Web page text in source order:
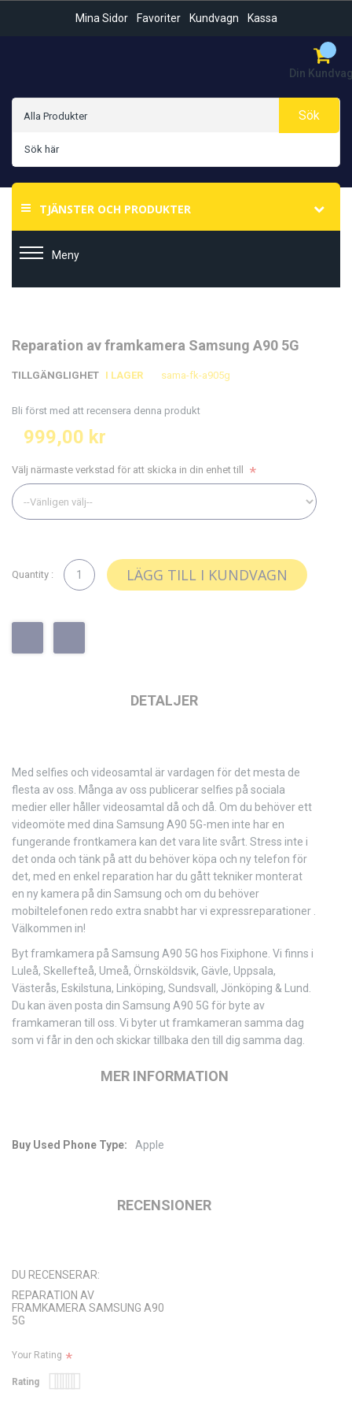
Mina Sidor Favoriter Kundvagn Kassa
Din
Sök
TJÄNSTER OCH PRODUKTER
Meny
till
av
till
av
Reparation av framkamera Samsung A90 5G
TILLGÄNGLIGHET I LAGER sama-fk-a905g
Bli först med att recensera denna produkt
999,00 kr
Välj närmaste verkstad för att skicka in din enhet till
Quantity : LÄGG TILL I KUNDVAGN
DETALJER
Med selfies och videosamtal är vardagen för det mesta de
flesta av oss. Många av oss publicerar selfies på sociala
medier eller håller videosamtal då och då. Om du behöver ett
videomöte med dina Samsung A90 5G-men inte har en
fungerande frontkamera kan det vara lite svårt. Stress inte i
det onda och tänk på att du behöver köpa och ny telefon för
det, med en enkel reparation har du gått tekniker monterat
en ny kamera på din Samsung och om du behöver
mobiltelefonen redo extra snabbt har vi expressreparationer .
Välkommen in!
Byt framkamera på Samsung A90 5G hos Fixiphone. Vi finns i
Luleå, Skellefteå, Umeå, Örnsköldsvik, Gävle, Uppsala,
Västerås, Eskilstuna, Linköping, Sundsvall, Jönköping & Lund.
Du kan även posta din Samsung A90 5G för byte av
framkameran till oss. Vi byter ut framkameran samma dag
som vi får in den och skickar tillbaka den till dig samma dag.
MER INFORMATION
Mer
Apple
RECENSIONER
DU RECENSERAR:
REPARATION AV
FRAMKAMERA SAMSUNG A90
5G
Your Rating
Rating